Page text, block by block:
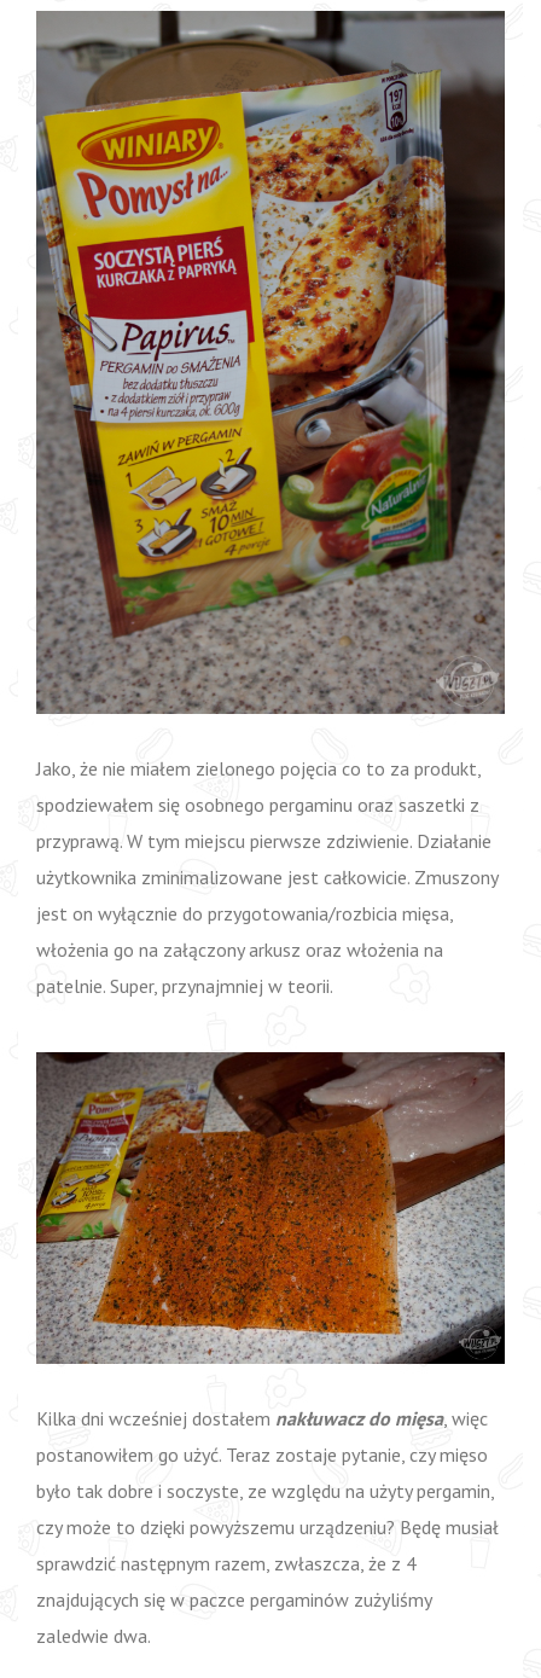
Jako, że nie miałem zielonego pojęcia co to za produkt,
spodziewałem się osobnego pergaminu oraz saszetki z
przyprawą. W tym miejscu pierwsze zdziwienie. Działanie
użytkownika zminimalizowane jest całkowicie. Zmuszony
jest on wyłącznie do przygotowania/rozbicia mięsa,
włożenia go na załączony arkusz oraz włożenia na
patelnie. Super, przynajmniej w teorii.
Kilka dni wcześniej dostałem nakłuwacz do mięsa, więc
postanowiłem go użyć. Teraz zostaje pytanie, czy mięso
było tak dobre i soczyste, ze względu na użyty pergamin,
czy może to dzięki powyższemu urządzeniu? Będę musiał
sprawdzić następnym razem, zwłaszcza, że z 4
znajdujących się w paczce pergaminów zużyliśmy
zaledwie dwa.